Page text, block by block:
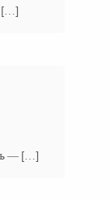
[…]
— […]